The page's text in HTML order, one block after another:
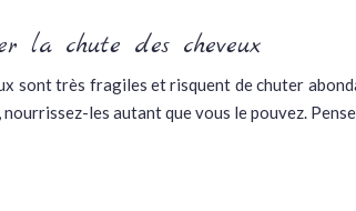
la chute des cheveux
sont très fragiles et risquent de chuter
nourrissez-les autant que vous le pouvez.